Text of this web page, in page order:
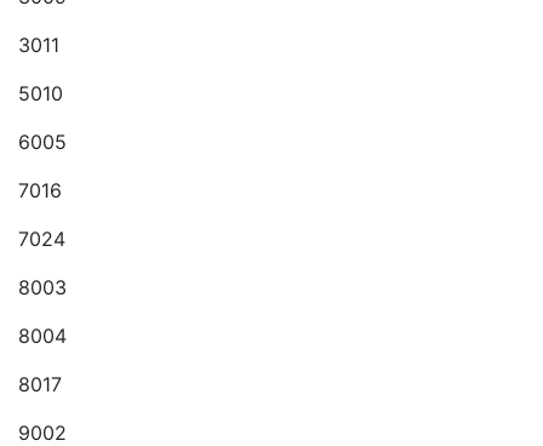
3011
5010
6005
7016
7024
8003
8004
8017
9002